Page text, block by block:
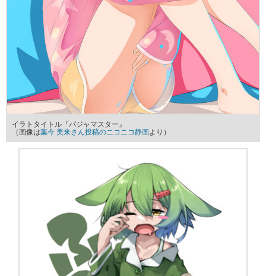
イラトタイトル『パジャマスター』
（画像は葉今 美来さん投稿のニコニコ静画より）